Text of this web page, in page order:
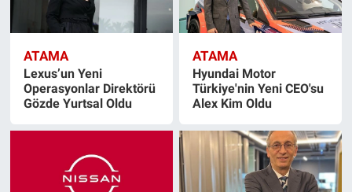
ATAMA
Lexus’un Yeni
Operasyonlar Direktörü
Gözde Yurtsal Oldu
ATAMA
Hyundai Motor
Türkiye'nin Yeni CEO'su
Alex Kim Oldu